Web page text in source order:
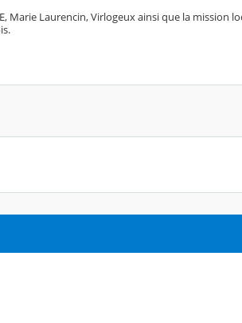
Marie Laurencin, Virlogeux ainsi que la mission